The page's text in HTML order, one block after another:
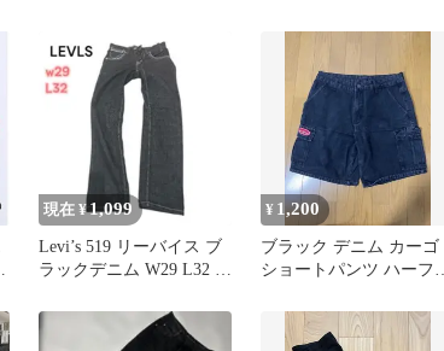
現在 ¥1,099
Levi’s 519 リーバイス ブ
ラックデニム W29 L32 カ
¥ 1,200
ブラック デニム カーゴ
ショートパンツ ハーフパ